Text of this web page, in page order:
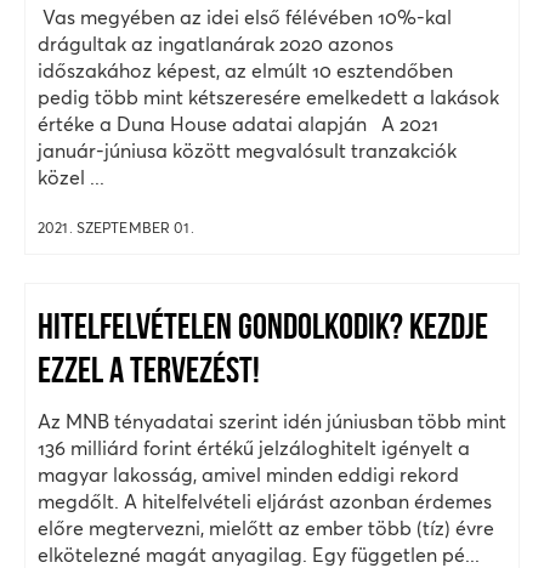
Vas megyében az idei első félévében 10%-kal
drágultak az ingatlanárak 2020 azonos
időszakához képest, az elmúlt 10 esztendőben
pedig több mint kétszeresére emelkedett a lakások
értéke a Duna House adatai alapján A 2021
január-júniusa között megvalósult tranzakciók
közel ...
2021. SZEPTEMBER 01.
HITELFELVÉTELEN GONDOLKODIK? KEZDJE
EZZEL A TERVEZÉST!
Az MNB tényadatai szerint idén júniusban több mint
136 milliárd forint értékű jelzáloghitelt igényelt a
magyar lakosság, amivel minden eddigi rekord
megdőlt. A hitelfelvételi eljárást azonban érdemes
előre megtervezni, mielőtt az ember több (tíz) évre
elkötelezné magát anyagilag. Egy független pé...